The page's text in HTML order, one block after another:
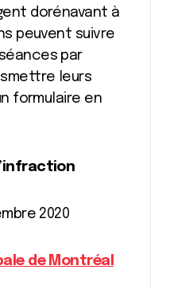
dorénavant à
peuvent suivre
par
leurs
formulaire en
2020
de Montréal